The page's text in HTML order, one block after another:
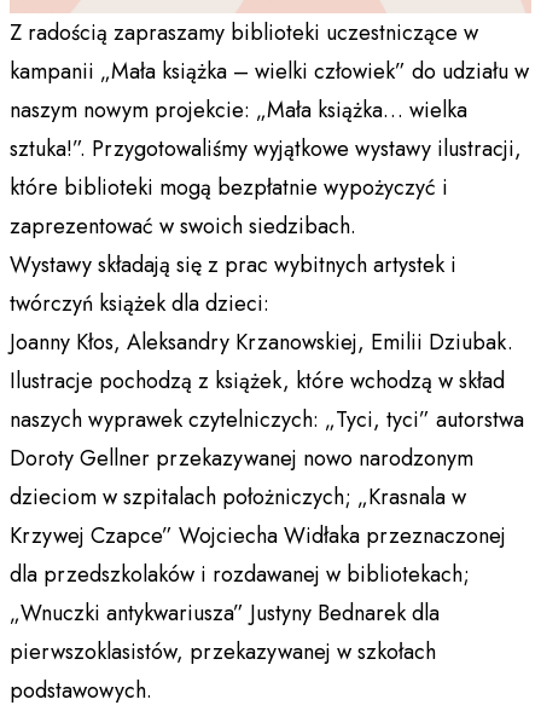
Z radością zapraszamy biblioteki uczestniczące w
kampanii „Mała książka – wielki człowiek” do udziału w
naszym nowym projekcie: „Mała książka… wielka
sztuka!”. Przygotowaliśmy wyjątkowe wystawy ilustracji,
które biblioteki mogą bezpłatnie wypożyczyć i
zaprezentować w swoich siedzibach.
Wystawy składają się z prac wybitnych artystek i
twórczyń książek dla dzieci:
Joanny Kłos, Aleksandry Krzanowskiej, Emilii Dziubak.
Ilustracje pochodzą z książek, które wchodzą w skład
naszych wyprawek czytelniczych: „Tyci, tyci” autorstwa
Doroty Gellner przekazywanej nowo narodzonym
dzieciom w szpitalach położniczych; „Krasnala w
Krzywej Czapce” Wojciecha Widłaka przeznaczonej
dla przedszkolaków i rozdawanej w bibliotekach;
„Wnuczki antykwariusza” Justyny Bednarek dla
pierwszoklasistów, przekazywanej w szkołach
podstawowych.